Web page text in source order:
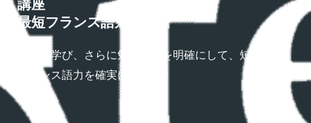
講座
最短フランス語勉強法
熟語を学び、さらに勉強方法を明確にして、短期間で
フランス語力を確実にアップ！